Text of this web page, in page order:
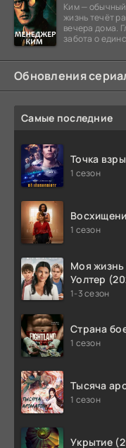
Ким —
жизнь течёт
вечера дома.
забота о
Обновления
Самые последние
Точка
1 сезон
1 сезон
Моя жизнь
Уолтер
1-3 сезон
Страна
1 сезон
Тысяча
1 сезон
Укрытие